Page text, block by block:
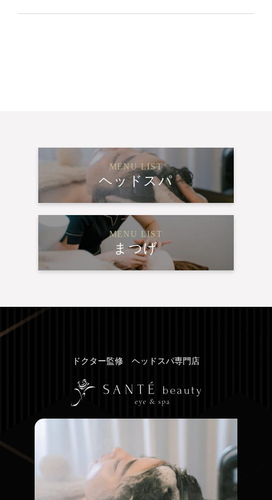
MENU LIST
ヘッドスパ
MENU LIST
まつげ
ドクター監修 ヘッドスパ専門店